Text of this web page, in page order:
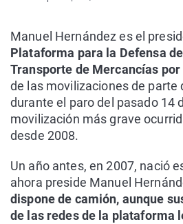
Manuel Hernández es el
Plataforma para la Defensa
Transporte de Mercancías
de las movilizaciones de parte
durante el paro del pasado 14
movilización más grave
desde 2008.
Un año antes, en 2007, nació
ahora preside Manuel
dispone de camión, aunque
de las redes de la plataforma